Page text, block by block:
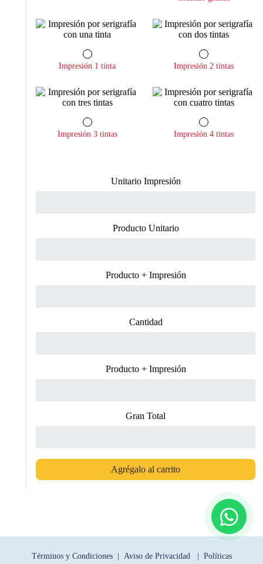
Impresión 1 tinta Impresión 2 tintas
Impresión 3 tintas Impresión 4 tintas
Unitario Impresión
Producto Unitario
Producto + Impresión
Cantidad
Producto + Impresión
Gran Total
Agrégalo al carrito
Términos y Condiciones | Aviso de Privacidad | Políticas